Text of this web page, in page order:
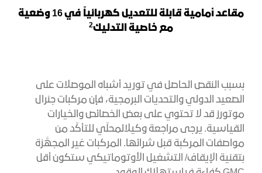
مقاعد أمامية قابلة للتعديل كهربائياً في 16 وضعية
مع خاصية التدليك2
بسبب النقص الحاصل في توريد أشباه الموصلات على
الصعيد الدولي والتحديات البرمجية، فإن مركبات جنرال
موتورز قد لا تحتوي على بعض الخصائص والخيارات
القياسية. يرجى مراجعة وكيلالمحلّي للتأكّد من
مواصفات المركبة قبل شرائها. المركبات غير المجهَّزة
بتقنية الإيقاف/ التشغيل الأوتوماتيكي ستكونأقل